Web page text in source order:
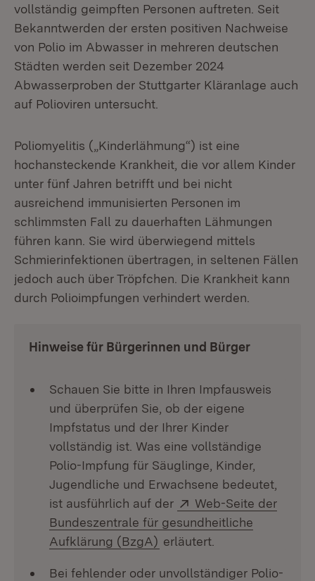
vollständig geimpften Personen auftreten. Seit
Bekanntwerden der ersten positiven Nachweise
von Polio im Abwasser in mehreren deutschen
Städten werden seit Dezember 2024
Abwasserproben der Stuttgarter Kläranlage auch
auf Polioviren untersucht.
Poliomyelitis („Kinderlähmung“) ist eine
hochansteckende Krankheit, die vor allem Kinder
unter fünf Jahren betrifft und bei nicht
ausreichend immunisierten Personen im
schlimmsten Fall zu dauerhaften Lähmungen
führen kann. Sie wird überwiegend mittels
Schmierinfektionen übertragen, in seltenen Fällen
jedoch auch über Tröpfchen. Die Krankheit kann
durch Polioimpfungen verhindert werden.
Hinweise für Bürgerinnen und Bürger
Schauen Sie bitte in Ihren Impfausweis
und überprüfen Sie, ob der eigene
Impfstatus und der Ihrer Kinder
vollständig ist. Was eine vollständige
Polio-Impfung für Säuglinge, Kinder,
Jugendliche und Erwachsene bedeutet,
ist ausführlich auf der
Extern:
Web-Seite der
Bundeszentrale für gesundheitliche
Aufklärung (BzgA) (Öffnet in neuem Fenster)
erläutert.
Bei fehlender oder unvollständiger Polio-